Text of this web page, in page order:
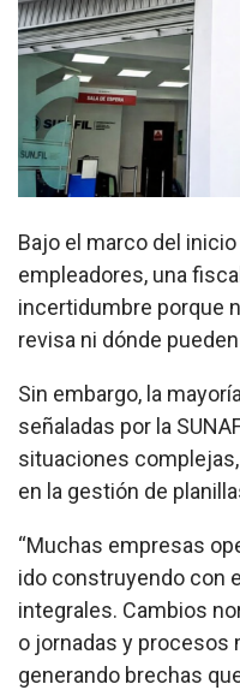
Bajo el marco del
empleadores, una
incertidumbre porque
revisa ni dónde
Sin embargo, la
señaladas por la
situaciones
en la gestión de
“Muchas empresas
ido construyendo con
integrales. Cambios
o jornadas y procesos
generando brechas